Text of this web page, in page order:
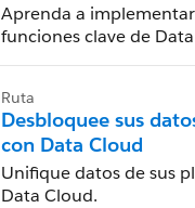
Aprenda a
funciones clave de
Ruta
Desbloquee sus
con Data Cloud
Unifique datos de sus
Data Cloud.